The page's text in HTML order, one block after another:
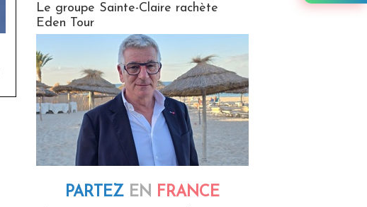
Le groupe Sainte-Claire rachète
Eden Tour
PARTEZ EN FRANCE